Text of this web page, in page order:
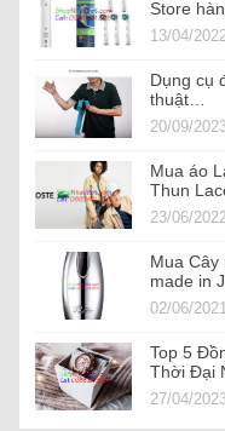
Store
13/04/
Dụng cụ
thuật…
20/09/
Mua áo
Thun
23/06/
Mua Cây
made in
02/06/
Top 5
Thời Đại
27/04/